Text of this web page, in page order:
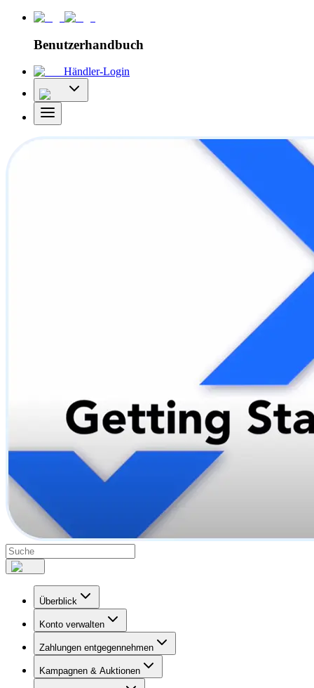
Benutzerhandbuch
Händler-Login
Überblick
Konto verwalten
Zahlungen entgegennehmen
Kampagnen & Auktionen